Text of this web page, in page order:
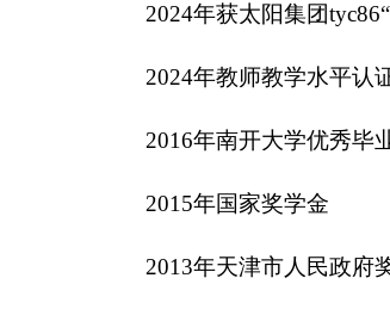
2024年获太阳集团
2024年教师教学水平认
2016年南开大学优秀毕
2015年国家奖学金
2013年天津市人民政府